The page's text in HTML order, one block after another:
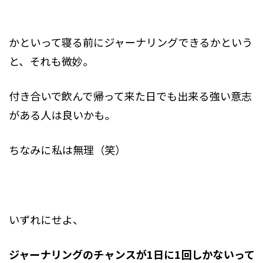
かといって寝る前にジャーナリングできるかという
と、それも微妙。
付き合いで飲んで帰って来た日でも出来る強い意志
がある人は良いかも。
ちなみに私は無理（笑）
いずれにせよ、
ジャーナリングのチャンスが1日に1回しかないって